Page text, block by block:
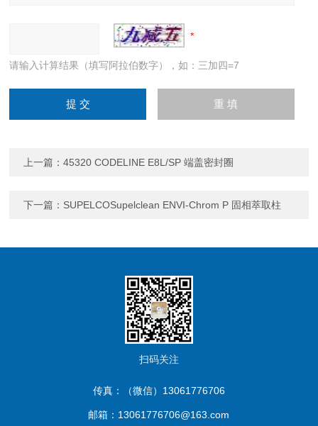
请输入计算结果（填写阿拉伯数字），如：三加四=7
上一篇：45320 CODELINE E8L/SP 端盖密封圈
下一篇： SUPELCOSupelclean ENVI-Chrom P 固相萃取柱
扫码关注
传真：（微信）13061776706
邮箱：13061776706@163.com